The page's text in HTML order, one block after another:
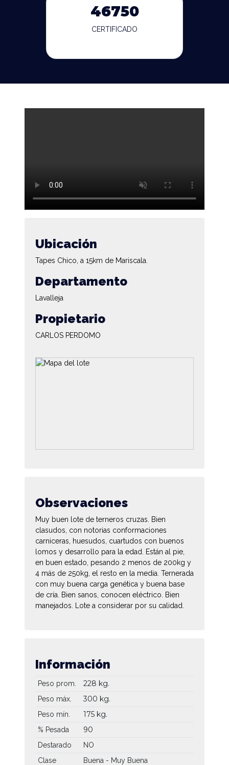
46750
CERTIFICADO
Ubicación
Tapes Chico, a 15km de Mariscala.
Departamento
Lavalleja
Propietario
CARLOS PERDOMO
Observaciones
Muy buen lote de terneros cruzas. Bien
clasudos, con notorias conformaciones
carniceras, huesudos, cuartudos con buenos
lomos y desarrollo para la edad. Están al pie,
en buen estado, pesando 2 menos de 200kg y
4 más de 250kg, el resto en la media. Ternerada
con muy buena carga genética y buena base
de cría. Bien sanos, conocen eléctrico. Bien
manejados. Lote a considerar por su calidad.
Información
Peso prom. 228 kg.
Peso máx. 300 kg.
Peso mín. 175 kg.
% Pesada 90
Destarado
NO
Clase
Buena - Muy Buena